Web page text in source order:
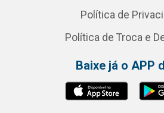
Política de
Política de Troca e
Baixe já o APP